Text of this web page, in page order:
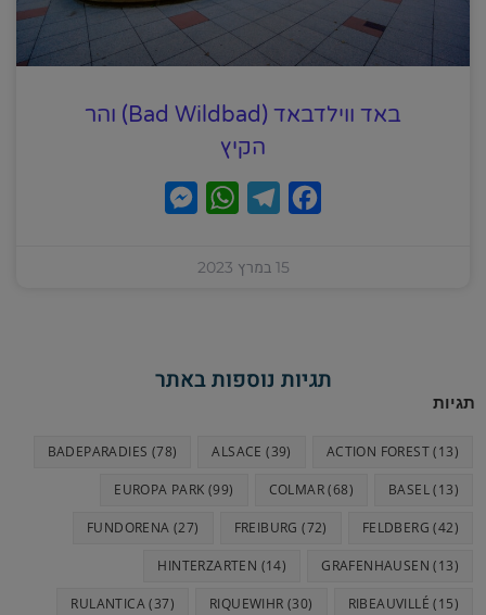
באד ווילדבאד (Bad Wildbad) והר
הקיץ
c
o
l
a
W
a
p
g
r
15 במרץ 2023
תגיות נוספות באתר
תגיות
ACTION FOREST(13)
ALSACE (39)
BADEPARADIES (78)
BASEL(13)
COLMAR(68)
EUROPA PARK (99)
FELDBERG (42)
FREIBURG (72)
FUNDORENA (27)
GRAFENHAUSEN (13)
HINTERZARTEN (14)
RIBEAUVILLÉ (15)
RIQUEWIHR (30)
RULANTICA(37)